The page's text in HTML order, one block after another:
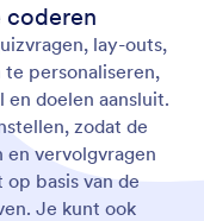
coderen
lay-outs,
personaliseren,
doelen aansluit.
zodat de
en vervolgvragen
basis van de
Je kunt ook